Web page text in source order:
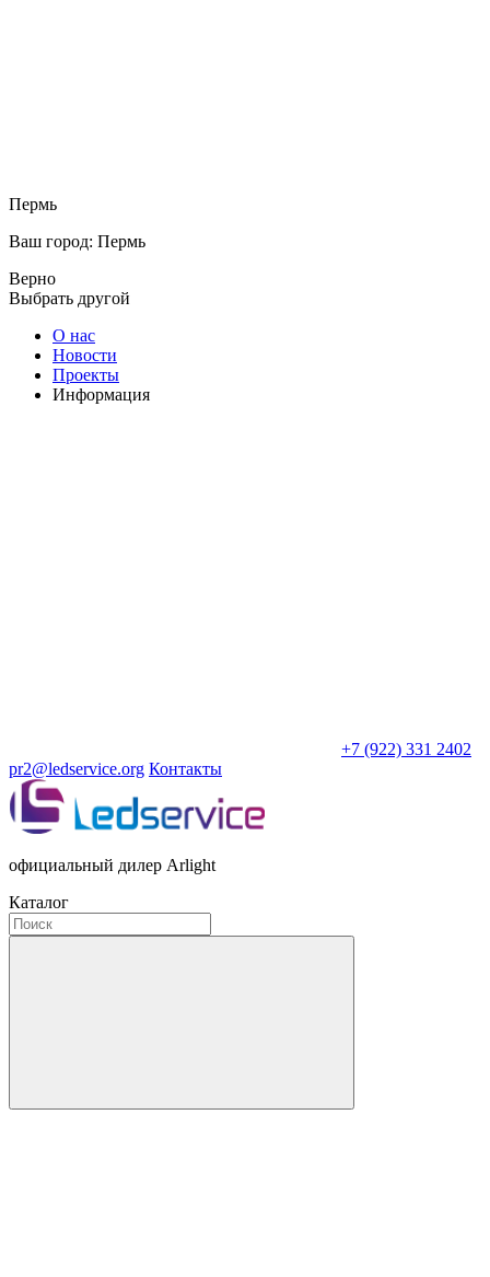
Пермь
Ваш город: Пермь
Верно
Выбрать другой
О нас
Новости
Проекты
Информация
+7 (922) 331 2402
pr2@ledservice.org Контакты
официальный дилер Arlight
Каталог